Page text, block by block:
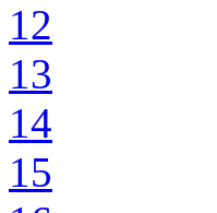
12
13
14
15